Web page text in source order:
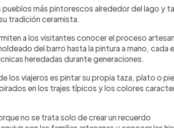
pueblos más pintorescos alrededor del lago y
tradición ceramista.
a los visitantes conocer el proceso
del barro hasta la pintura a mano, cada
heredadas durante generaciones.
los viajeros es pintar su propia taza, plato o
en los trajes típicos y los colores
no se trata solo de crear un recuerdo